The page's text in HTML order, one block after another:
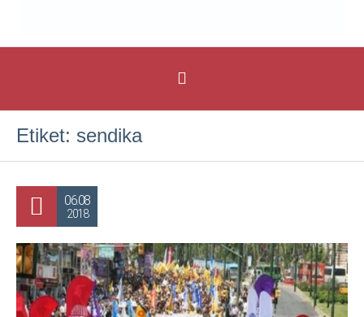
Etiket: sendika
06.08
2018